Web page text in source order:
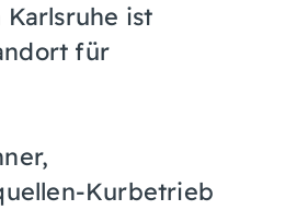
ist
für
Kurbetrieb